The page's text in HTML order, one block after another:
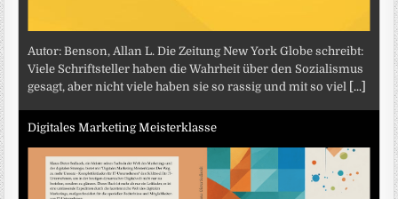
Autor: Benson, Allan L. Die Zeitung New York Globe schreibt:
Viele Schriftsteller haben die Wahrheit über den Sozialismus
gesagt, aber nicht viele haben sie so rassig und mit so viel [...]
Digitales Marketing Meisterklasse